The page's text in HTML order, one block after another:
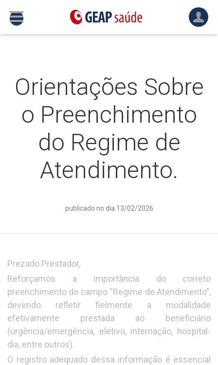
Orientações Sobre
o Preenchimento
do Regime de
Atendimento.
publicado no dia 13/02/2026
Prezado Prestador,
Reforçamos a importância do correto
preenchimento do campo “Regime de Atendimento”,
devendo refletir fielmente a modalidade
efetivamente prestada ao beneficiário
(urgência/emergência, eletivo, internação, hospital-
dia, entre outros).
O registro adequado dessa informação é essencial